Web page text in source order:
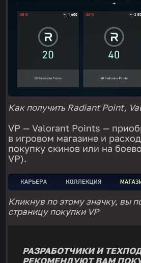
Как получить Radiant Point,
VP — Valorant Points —
в игровом магазине и
покупку скинов или на
VP).
Кликнув по этому значку, вы
страницу покупки VP
РАЗРАБОТЧИКИ И
РЕКОМЕНДУЮТ ВАМ